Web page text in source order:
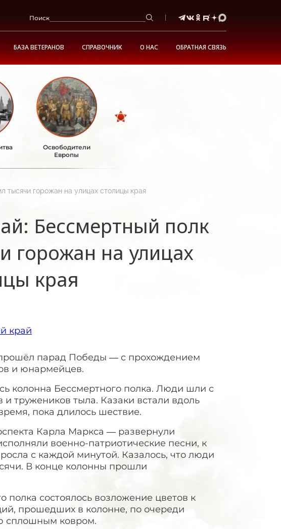
Поиск
БАЗА ВЕТЕРАНОВ СПРАВОЧНИК О НАС ОБРАТНАЯ СВЯЗЬ
Освободители
Европы
тысячи горожан на улицах столицы края
Бессмертный полк
горожан на улицах
края
край
парад Победы — с прохождением
и юнармейцев.
колонна Бессмертного полка. Люди шли с
тружеников тыла. Казаки встали вдоль
пока длилось шествие.
Карла Маркса — развернули
военно-патриотические песни, к
с каждой минутой. Казалось, что люди
В конце колонны прошли
состоялось возложение цветов к
прошедших в колонне, по очереди
сплошным ковром.